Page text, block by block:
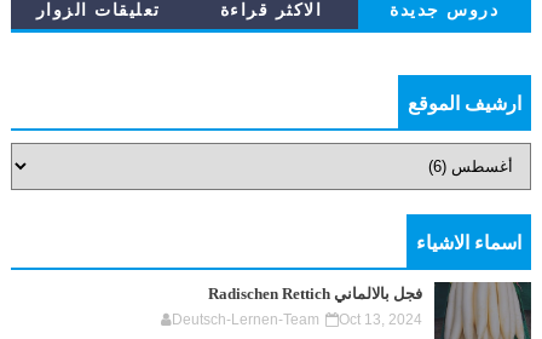
دروس جديدة الاكثر قراءة تعليقات الزوار
ارشيف الموقع
اسماء الاشياء
فجل بالالماني Radischen Rettich
Deutsch-Lernen-Team Oct 13, 2024